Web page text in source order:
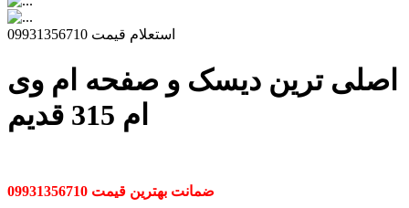
استعلام قیمت 09931356710
اصلی ترین دیسک و صفحه ام وی
ام 315 قدیم
ضمانت بهترین قیمت 09931356710